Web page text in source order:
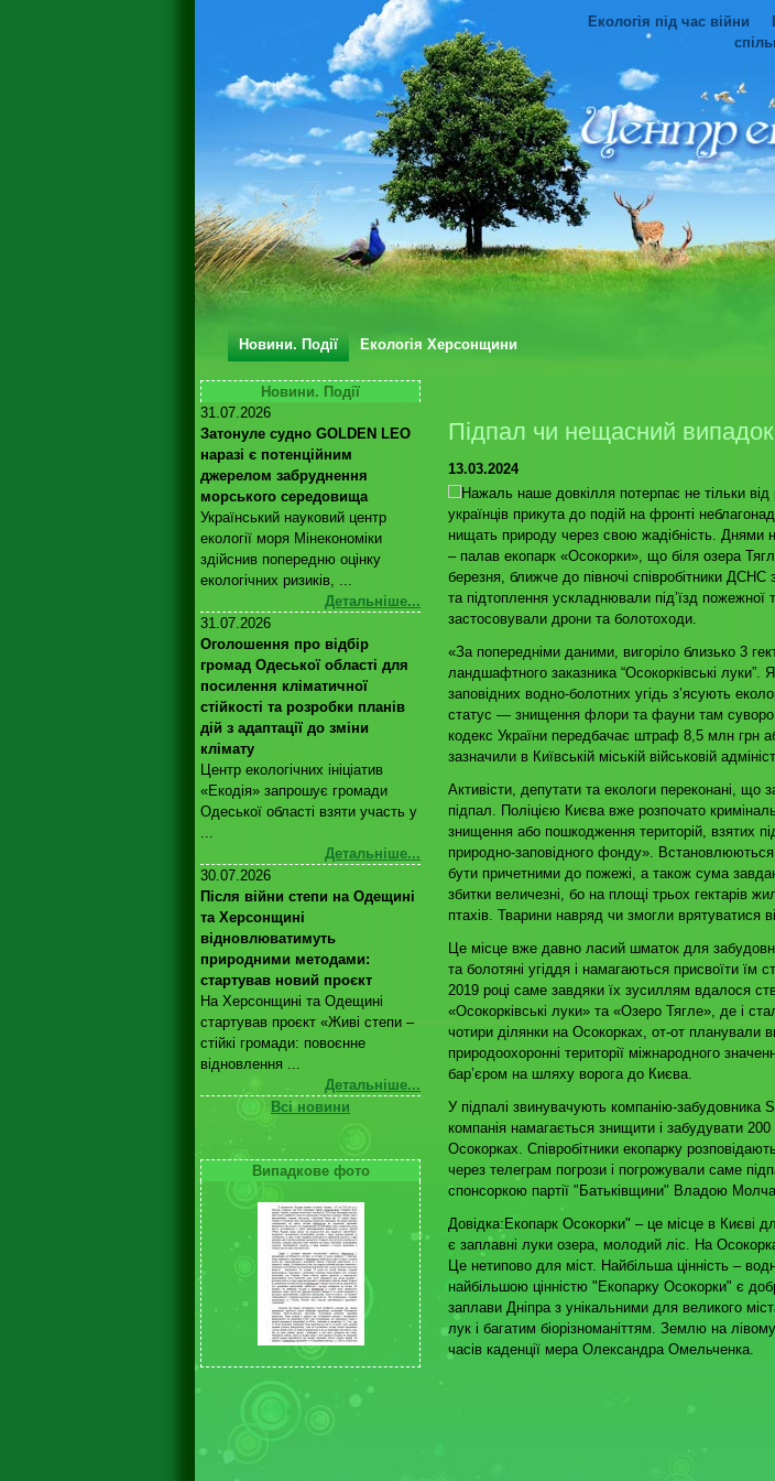
Екологія під час війни
Новини. Події Екологія Херсонщини
Новини. Події
31.07.2026
Затонуле судно GOLDEN LEO
наразі є потенційним
джерелом забруднення
морського середовища
Український науковий центр
екології моря Мінекономіки
здійснив попередню оцінку
екологічних ризиків, ...
Детальніше...
31.07.2026
Оголошення про відбір
громад Одеської області для
посилення кліматичної
стійкості та розробки планів
дій з адаптації до зміни
клімату
Центр екологічних ініціатив
«Екодія» запрошує громади
Одеської області взяти участь у
...
Детальніше...
30.07.2026
Після війни степи на Одещині
та Херсонщині
відновлюватимуть
природними методами:
стартував новий проєкт
На Херсонщині та Одещині
стартував проєкт «Живі степи –
стійкі громади: повоєнне
відновлення ...
Детальніше...
Всі новини
Випадкове фото
Підпал чи нещасний випадок
13.03.2024
Нажаль наше довкілля потерпає не тільки від
українців прикута до подій на фронті
нищать природу через свою жадібність. Днями
– палав екопарк «Осокорки», що біля озера
березня, ближче до півночі співробітники
та підтоплення ускладнювали під’їзд пожежної
застосовували дрони та болотоходи.
«За попередніми даними, вигоріло близько 3
ландшафтного заказника “Осокорківські луки”.
заповідних водно-болотних угідь з’ясують
статус — знищення флори та фауни там суворо
кодекс України передбачає штраф 8,5 млн грн
зазначили в Київській міській військовій
Активісти, депутати та екологи переконані, що
підпал. Поліцією Києва вже розпочато
знищення або пошкодження територій, взятих
природно-заповідного фонду».
бути причетними до пожежі, а також сума
збитки величезні, бо на площі трьох гектарів
птахів. Тварини навряд чи змогли врятуватися
Це місце вже давно ласий шматок для
та болотяні угіддя і намагаються присвоїти їм
2019 році саме завдяки їх зусиллям вдалося
«Осокорківські луки» та «Озеро Тягле», де і
чотири ділянки на Осокорках, от-от планували
природоохоронні території міжнародного
бар’єром на шляху ворога до Києва.
У підпалі звинувачують компанію-
компанія намагається знищити і забудувати 200
Осокорках. Співробітники екопарку
через телеграм погрози і погрожували саме
спонсоркою партії "Батьківщини" Владою
Довідка:Екопарк Осокорки" – це місце в Києві
є заплавні луки озера, молодий ліс. На
Це нетипово для міст. Найбільша цінність –
найбільшою цінністю "Екопарку Осокорки" є
заплави Дніпра з унікальними для великого
лук і багатим біорізноманіттям. Землю на
часів каденції мера Олександра Омельченка.